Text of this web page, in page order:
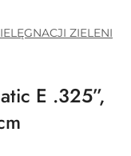
ZIELENI
E .325”,